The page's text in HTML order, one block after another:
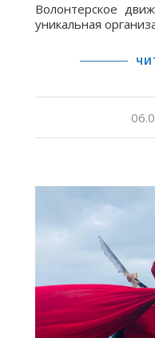
Волонтерское
уникальная